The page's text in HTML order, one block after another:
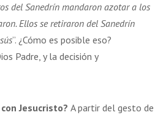
del Sanedrín mandaron azotar a los
Ellos se retiraron del Sanedrín
”. ¿Cómo es posible eso?
Padre, y la decisión y
Jesucristo? A partir del gesto de